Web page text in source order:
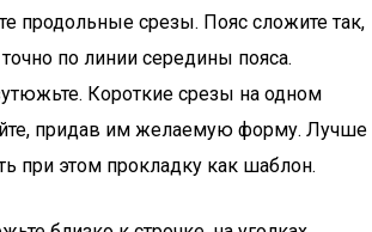
продольные срезы. Пояс сложите так,
по линии середины пояса.
Короткие срезы на одном
придав им желаемую форму. Лучше
при этом прокладку как шаблон.